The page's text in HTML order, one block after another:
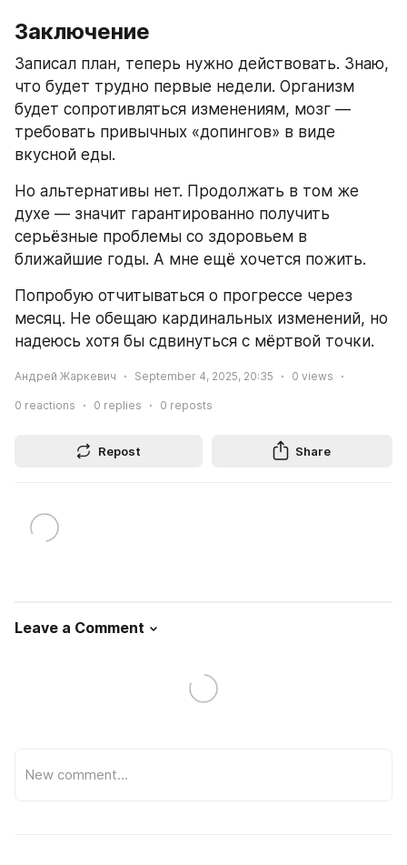
Заключение
Записал план, теперь нужно действовать. Знаю,
что будет трудно первые недели. Организм
будет сопротивляться изменениям, мозг —
требовать привычных «допингов» в виде
вкусной еды.
Но альтернативы нет. Продолжать в том же
духе — значит гарантированно получить
серьёзные проблемы со здоровьем в
ближайшие годы. А мне ещё хочется пожить.
Попробую отчитываться о прогрессе через
месяц. Не обещаю кардинальных изменений, но
надеюсь хотя бы сдвинуться с мёртвой точки.
Андрей Жаркевич September 4, 2025, 20:35 0 views
0 reactions 0 replies 0 reposts
Repost Share
Leave a Comment